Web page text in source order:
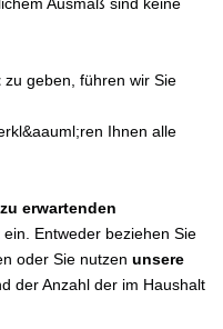
zu geben, führen wir Sie
Ihnen alle
erwartenden
ein. Entweder beziehen Sie
oder Sie nutzen unsere
der Anzahl der im Haushalt